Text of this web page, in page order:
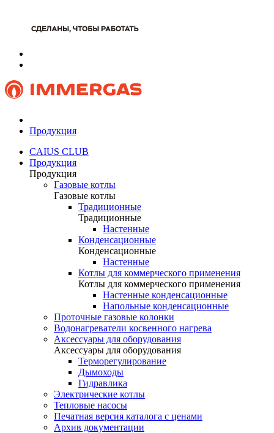
Продукция
CAIUS CLUB
Продукция
Продукция
Газовые котлы
Газовые котлы
Традиционные
Традиционные
Настенные
Конденсационные
Конденсационные
Настенные
Котлы для коммерческого применения
Котлы для коммерческого применения
Настенные конденсационные
Напольные конденсационные
Проточные газовые колонки
Водонагреватели косвенного нагрева
Аксессуары для оборудования
Аксессуары для оборудования
Терморегулирование
Дымоходы
Гидравлика
Электрические котлы
Тепловые насосы
Печатная версия каталога с ценами
Архив документации